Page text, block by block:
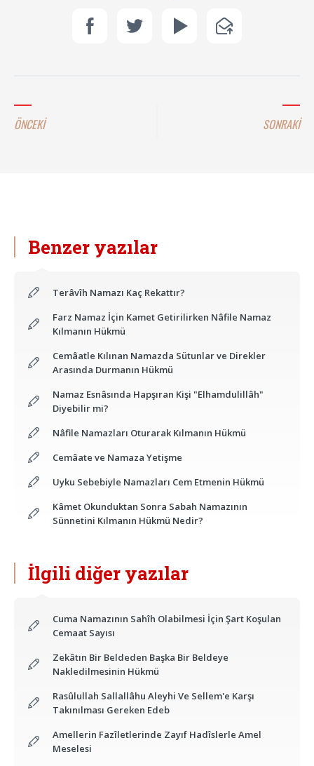
ÖNCEKİ SONRAKİ
Benzer yazılar
Terâvîh Namazı Kaç Rekattır?
Farz Namaz İçin Kamet Getirilirken Nâfile Namaz
Kılmanın Hükmü
Cemâatle Kılınan Namazda Sütunlar ve Direkler
Arasında Durmanın Hükmü
Namaz Esnâsında Hapşıran Kişi "Elhamdulillâh"
Diyebilir mi?
Nâfile Namazları Oturarak Kılmanın Hükmü
Cemâate ve Namaza Yetişme
Uyku Sebebiyle Namazları Cem Etmenin Hükmü
Kâmet Okunduktan Sonra Sabah Namazının
Sünnetini Kılmanın Hükmü Nedir?
İlgili diğer yazılar
Cuma Namazının Sahîh Olabilmesi İçin Şart Koşulan
Cemaat Sayısı
Zekâtın Bir Beldeden Başka Bir Beldeye
Nakledilmesinin Hükmü
Rasûlullah Sallallâhu Aleyhi Ve Sellem'e Karşı
Takınılması Gereken Edeb
Amellerin Fazîletlerinde Zayıf Hadîslerle Amel
Meselesi